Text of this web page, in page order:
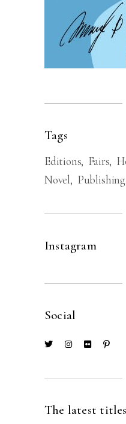
Tags
Editions Fairs
Novel
Publishing
Instagram
Social
The latest titles